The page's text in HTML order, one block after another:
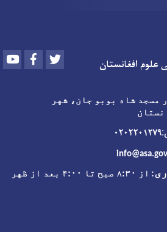
علوم افغانستان Youtube Facebook
مسجد شاه بوبو جان، شهر
۰۲۰۲۲۰۱۲۷۹
: از ۸:۳۰ صبح تا ۴:۰۰ بعد از ظهر